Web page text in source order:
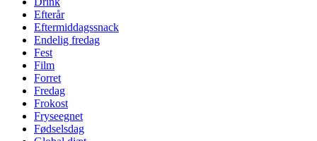
Efterår
Eftermiddagssnack
Endelig fredag
Fest
Film
Forret
Fredag
Frokost
Fryseegnet
Fødselsdag